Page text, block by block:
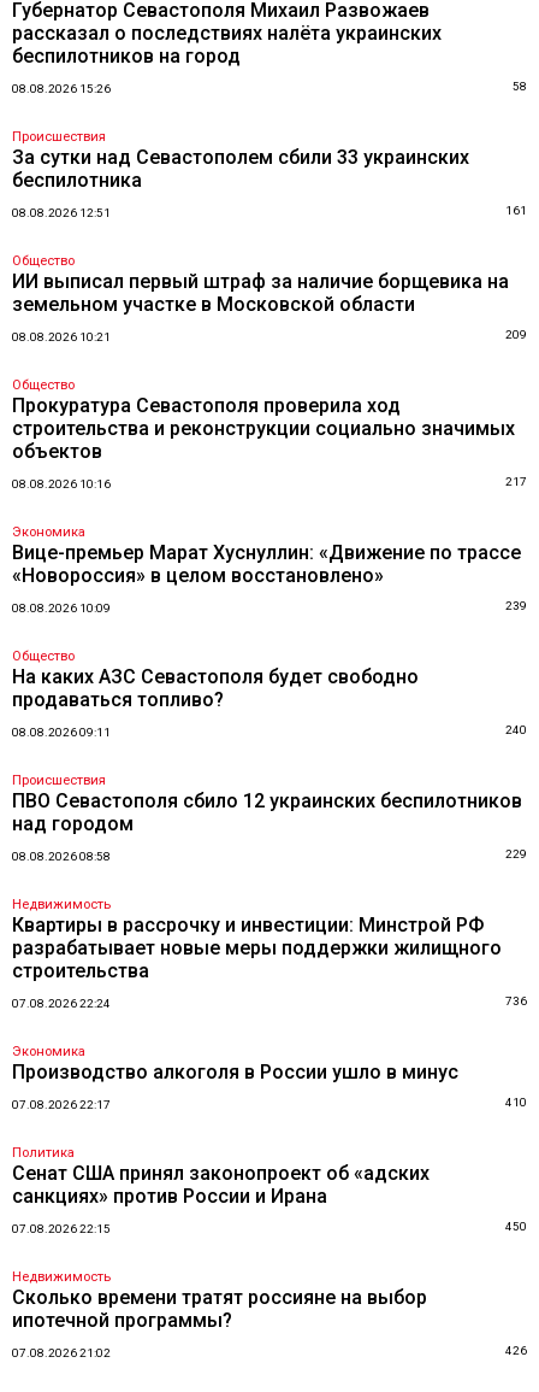
Губернатор Севастополя Михаил Развожаев
рассказал о последствиях налёта украинских
беспилотников на город
08.08.2026 15:26 58
Происшествия
За сутки над Севастополем сбили 33 украинских
беспилотника
08.08.2026 12:51 161
Общество
ИИ выписал первый штраф за наличие борщевика на
земельном участке в Московской области
08.08.2026 10:21 209
Общество
Прокуратура Севастополя проверила ход
строительства и реконструкции социально значимых
объектов
08.08.2026 10:16 217
Экономика
Вице-премьер Марат Хуснуллин: «Движение по трассе
«Новороссия» в целом восстановлено»
08.08.2026 10:09 239
Общество
На каких АЗС Севастополя будет свободно
продаваться топливо?
08.08.2026 09:11 240
Происшествия
ПВО Севастополя сбило 12 украинских беспилотников
над городом
08.08.2026 08:58 229
Недвижимость
Квартиры в рассрочку и инвестиции: Минстрой РФ
разрабатывает новые меры поддержки жилищного
строительства
07.08.2026 22:24 736
Экономика
Производство алкоголя в России ушло в минус
07.08.2026 22:17 410
Политика
Сенат США принял законопроект об «адских
санкциях» против России и Ирана
07.08.2026 22:15 450
Недвижимость
Сколько времени тратят россияне на выбор
ипотечной программы?
07.08.2026 21:02 426